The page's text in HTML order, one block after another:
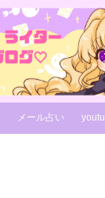
メール占い